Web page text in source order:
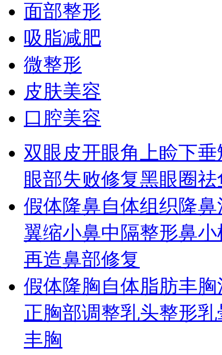
面部整形
吸脂减肥
微整形
皮肤美容
口腔美容
双眼皮开眼角
上睑下
眼部失败修复黑眼圈祛
假体隆鼻自体组织隆鼻
翼缩小鼻中隔整形鼻小
再造鼻部修复
假体隆胸自体脂肪丰胸
正胸部调整乳头整形乳
丰胸